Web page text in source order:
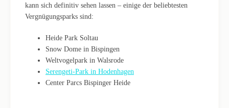
kann sich definitiv sehen lassen – einige der beliebtesten
Vergnügungsparks sind:
Heide Park Soltau
Snow Dome in Bispingen
Weltvogelpark in Walsrode
Serengeti-Park in Hodenhagen
Center Parcs Bispinger Heide